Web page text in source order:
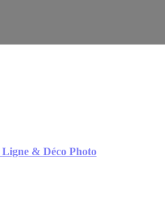
& Déco Photo